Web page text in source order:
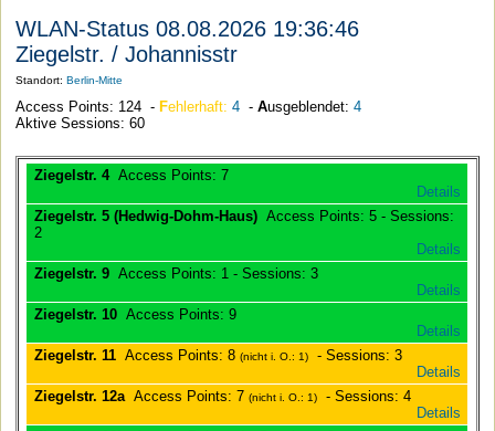
Universität
zu
Berlin
-
und
Medienservice
WLAN-Status 08.08.2026 19:36:46
Ziegelstr. / Johannisstr
Standort: Berlin-Mitte
Access Points: 124 - Fehlerhaft: 4 - Ausgeblendet: 4
Aktive Sessions: 60
Ziegelstr. 4Access Points: 7
Details
Ziegelstr. 5 (Hedwig-Dohm-Haus)Access Points: 5 - Sessions:
2
Details
Ziegelstr. 9Access Points: 1 - Sessions: 3
Details
Ziegelstr. 10Access Points: 9
Details
Ziegelstr. 11Access Points: 8 (nicht i. O.: 1)- Sessions: 3
Details
Ziegelstr. 12aAccess Points: 7 (nicht i. O.: 1)- Sessions: 4
Details